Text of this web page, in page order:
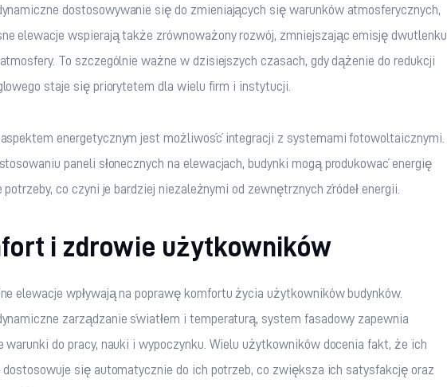
dostosowywanie się do zmieniających się warunków atmosferycznych,
elewacje wspierają także zrównoważony rozwój, zmniejszając emisję dwutlenku
To szczególnie ważne w dzisiejszych czasach, gdy dążenie do redukcji
staje się priorytetem dla wielu firm i instytucji.
energetycznym jest możliwość integracji z systemami fotowoltaicznymi.
paneli słonecznych na elewacjach, budynki mogą produkować energię
potrzeby, co czyni je bardziej niezależnymi od zewnętrznych źródeł energii.
i zdrowie użytkowników
elewacje wpływają na poprawę komfortu życia użytkowników budynków.
zarządzanie światłem i temperaturą, system fasadowy zapewnia
warunki do pracy, nauki i wypoczynku. Wielu użytkowników docenia fakt, że ich
dostosowuje się automatycznie do ich potrzeb, co zwiększa ich satysfakcję oraz